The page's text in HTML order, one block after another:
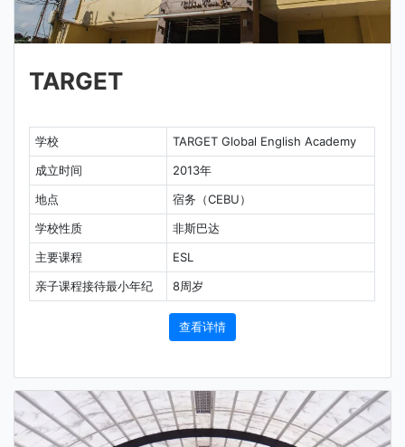
TARGET
学校
TARGET Global English Academy
成立时间
2013年
地点
宿务（CEBU）
学校性质
非斯巴达
主要课程
ESL
亲子课程接待最小年纪
8周岁
查看详情